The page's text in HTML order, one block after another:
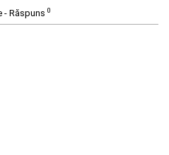
- Răspuns 0